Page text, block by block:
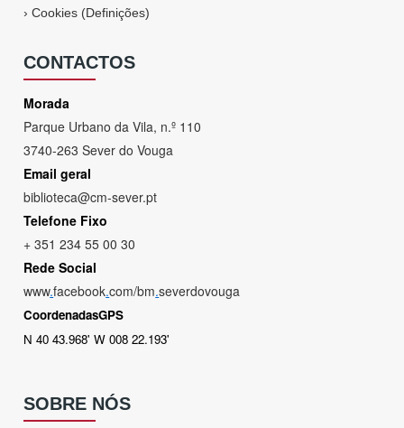
›Cookies (Definições)
CONTACTOS
Morada
Parque Urbano da Vila, n.º 110
3740-263 Sever do Vouga
Email geral
biblioteca@cm-sever.pt
Telefone Fixo
+ 351 234 55 00 30
Rede Social
www.facebook.com/bm.severdovouga
CoordenadasGPS
N 40 43.968' W 008 22.193'
SOBRE NÓS